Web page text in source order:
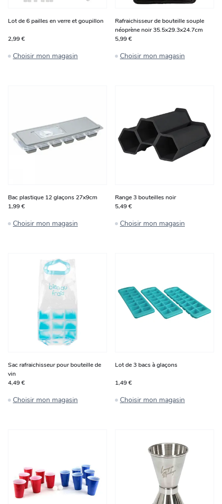
Lot de 6 pailles en verre et goupillon
2,99 €
Choisir mon magasin
Rafraichisseur de bouteille souple
néoprène noir 35.5x29.3x24.7cm
5,99 €
Choisir mon magasin
Bac plastique 12 glaçons 27x9cm
1,99 €
Choisir mon magasin
Range 3 bouteilles noir
5,49 €
Choisir mon magasin
Sac rafraichisseur pour bouteille de
vin
4,49 €
Choisir mon magasin
Lot de 3 bacs à glaçons
1,49 €
Choisir mon magasin